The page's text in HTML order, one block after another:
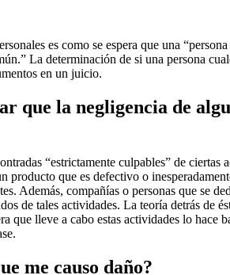
es como se espera que una
La determinación de si una persona
en un juicio.
que la negligencia de
“estrictamente culpables” de
producto que es defectivo o
Además, compañías o personas que se
de tales actividades. La teoría detrás
que lleve a cabo estas actividades lo
me causo daño?